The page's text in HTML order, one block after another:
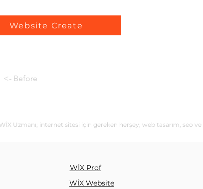
Website Create
<- Before
Uzmanı; internet sitesi için gereken herşey; web tasarım, seo
WİX Prof
WİX Website